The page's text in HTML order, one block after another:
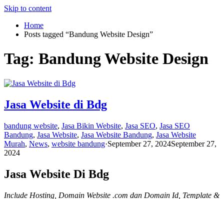
Skip to content
Home
Posts tagged “Bandung Website Design”
Tag: Bandung Website Design
Jasa Website di Bdg
bandung website, Jasa Bikin Website, Jasa SEO, Jasa SEO
Bandung, Jasa Website, Jasa Website Bandung, Jasa Website
Murah, News, website bandung·September 27, 2024September 27,
2024
Jasa Website Di Bdg
Include Hosting, Domain Website .com dan Domain Id, Template &